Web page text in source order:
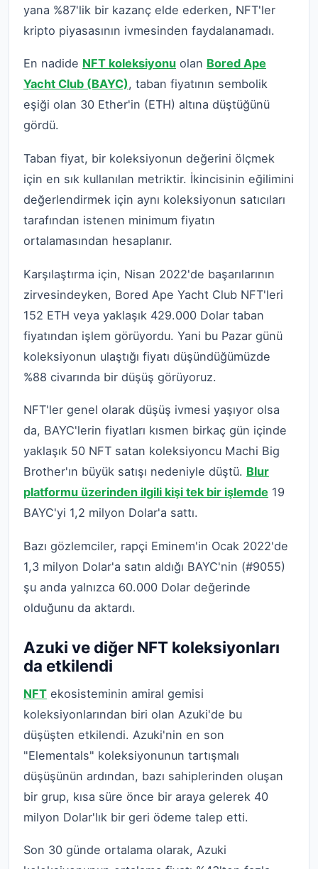
yana %87'lik bir kazanç elde ederken, NFT'ler
kripto piyasasının ivmesinden faydalanamadı.
En nadide NFT koleksiyonu olan Bored Ape
Yacht Club (BAYC), taban fiyatının sembolik
eşiği olan 30 Ether'in (ETH) altına düştüğünü
gördü.
Taban fiyat, bir koleksiyonun değerini ölçmek
için en sık kullanılan metriktir. İkincisinin eğilimini
değerlendirmek için aynı koleksiyonun satıcıları
tarafından istenen minimum fiyatın
ortalamasından hesaplanır.
Karşılaştırma için, Nisan 2022'de başarılarının
zirvesindeyken, Bored Ape Yacht Club NFT'leri
152 ETH veya yaklaşık 429.000 Dolar taban
fiyatından işlem görüyordu. Yani bu Pazar günü
koleksiyonun ulaştığı fiyatı düşündüğümüzde
%88 civarında bir düşüş görüyoruz.
NFT'ler genel olarak düşüş ivmesi yaşıyor olsa
da, BAYC'lerin fiyatları kısmen birkaç gün içinde
yaklaşık 50 NFT satan koleksiyoncu Machi Big
Brother'ın büyük satışı nedeniyle düştü. Blur
platformu üzerinden ilgili kişi tek bir işlemde 19
BAYC'yi 1,2 milyon Dolar'a sattı.
Bazı gözlemciler, rapçi Eminem'in Ocak 2022'de
1,3 milyon Dolar'a satın aldığı BAYC'nin (#9055)
şu anda yalnızca 60.000 Dolar değerinde
olduğunu da aktardı.
Azuki ve diğer NFT koleksiyonları
da etkilendi
NFT ekosisteminin amiral gemisi
koleksiyonlarından biri olan Azuki'de bu
düşüşten etkilendi. Azuki'nin en son
"Elementals" koleksiyonunun tartışmalı
düşüşünün ardından, bazı sahiplerinden oluşan
bir grup, kısa süre önce bir araya gelerek 40
milyon Dolar'lık bir geri ödeme talep etti.
Son 30 günde ortalama olarak, Azuki